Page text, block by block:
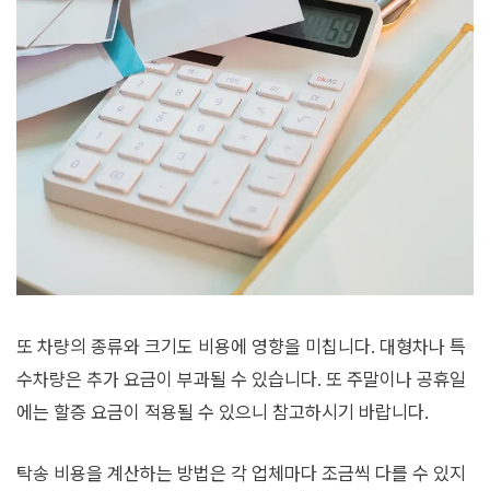
또 차량의 종류와 크기도 비용에 영향을 미칩니다. 대형차나 특
수차량은 추가 요금이 부과될 수 있습니다. 또 주말이나 공휴일
에는 할증 요금이 적용될 수 있으니 참고하시기 바랍니다.
탁송 비용을 계산하는 방법은 각 업체마다 조금씩 다를 수 있지